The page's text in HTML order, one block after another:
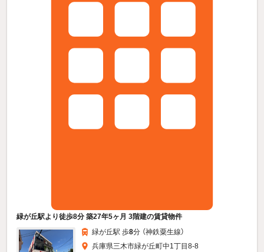
緑が丘駅より徒歩8分 築27年5ヶ月 3階建の賃貸物件
緑が丘駅 歩8分 （神鉄粟生線）
兵庫県三木市緑が丘町中1丁目8-8